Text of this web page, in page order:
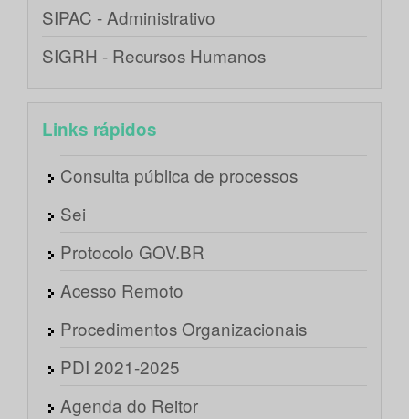
SIPAC - Administrativo
SIGRH - Recursos Humanos
Links rápidos
Consulta pública de processos
Sei
Protocolo GOV.BR
Acesso Remoto
Procedimentos Organizacionais
PDI 2021-2025
Agenda do Reitor